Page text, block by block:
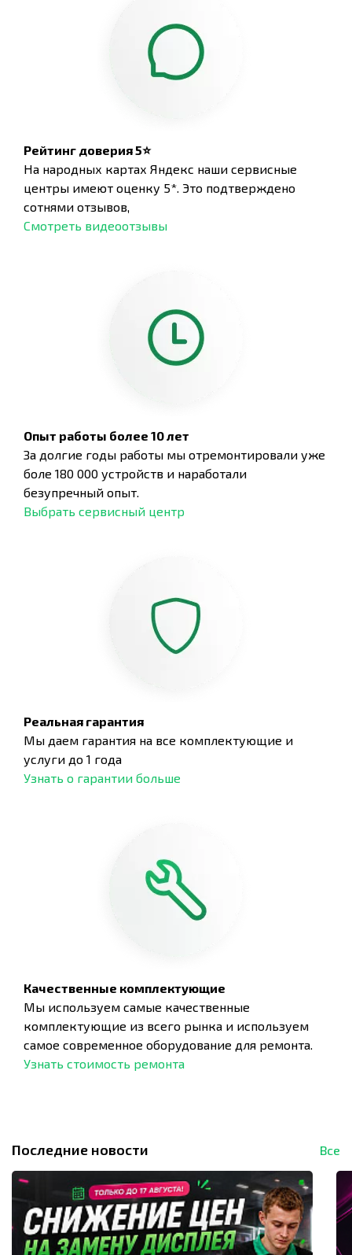
Рейтинг доверия 5⭐
На народных картах Яндекс наши сервисные
центры имеют оценку 5*. Это подтверждено
сотнями отзывов,
Смотреть видеоотзывы
Опыт работы более 10 лет
За долгие годы работы мы отремонтировали уже
боле 180 000 устройств и наработали
безупречный опыт.
Выбрать сервисный центр
Реальная гарантия
Мы даем гарантия на все комплектующие и
услуги до 1 года
Узнать о гарантии больше
Качественные комплектующие
Мы используем самые качественные
комплектующие из всего рынка и используем
самое современное оборудование для ремонта.
Узнать стоимость ремонта
Последние новости Все